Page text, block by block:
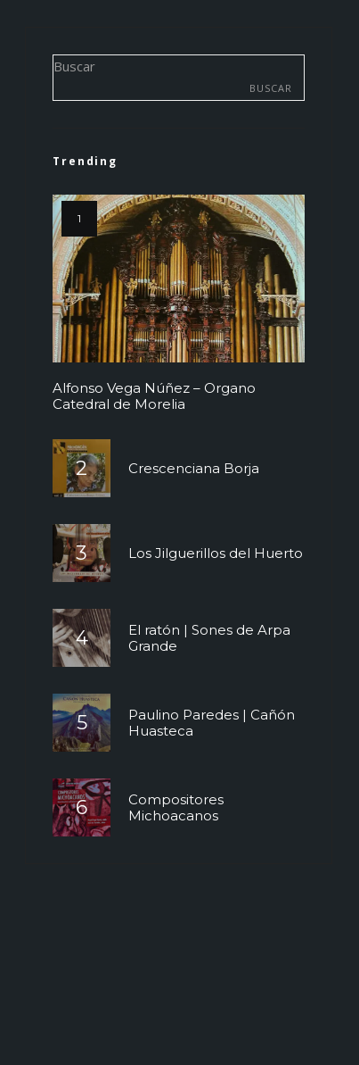
Buscar
BUSCAR
Trending
Alfonso Vega Núñez – Organo
Catedral de Morelia
Crescenciana Borja
Los Jilguerillos del Huerto
El ratón | Sones de Arpa
Grande
Paulino Paredes | Cañón
Huasteca
Compositores
Michoacanos